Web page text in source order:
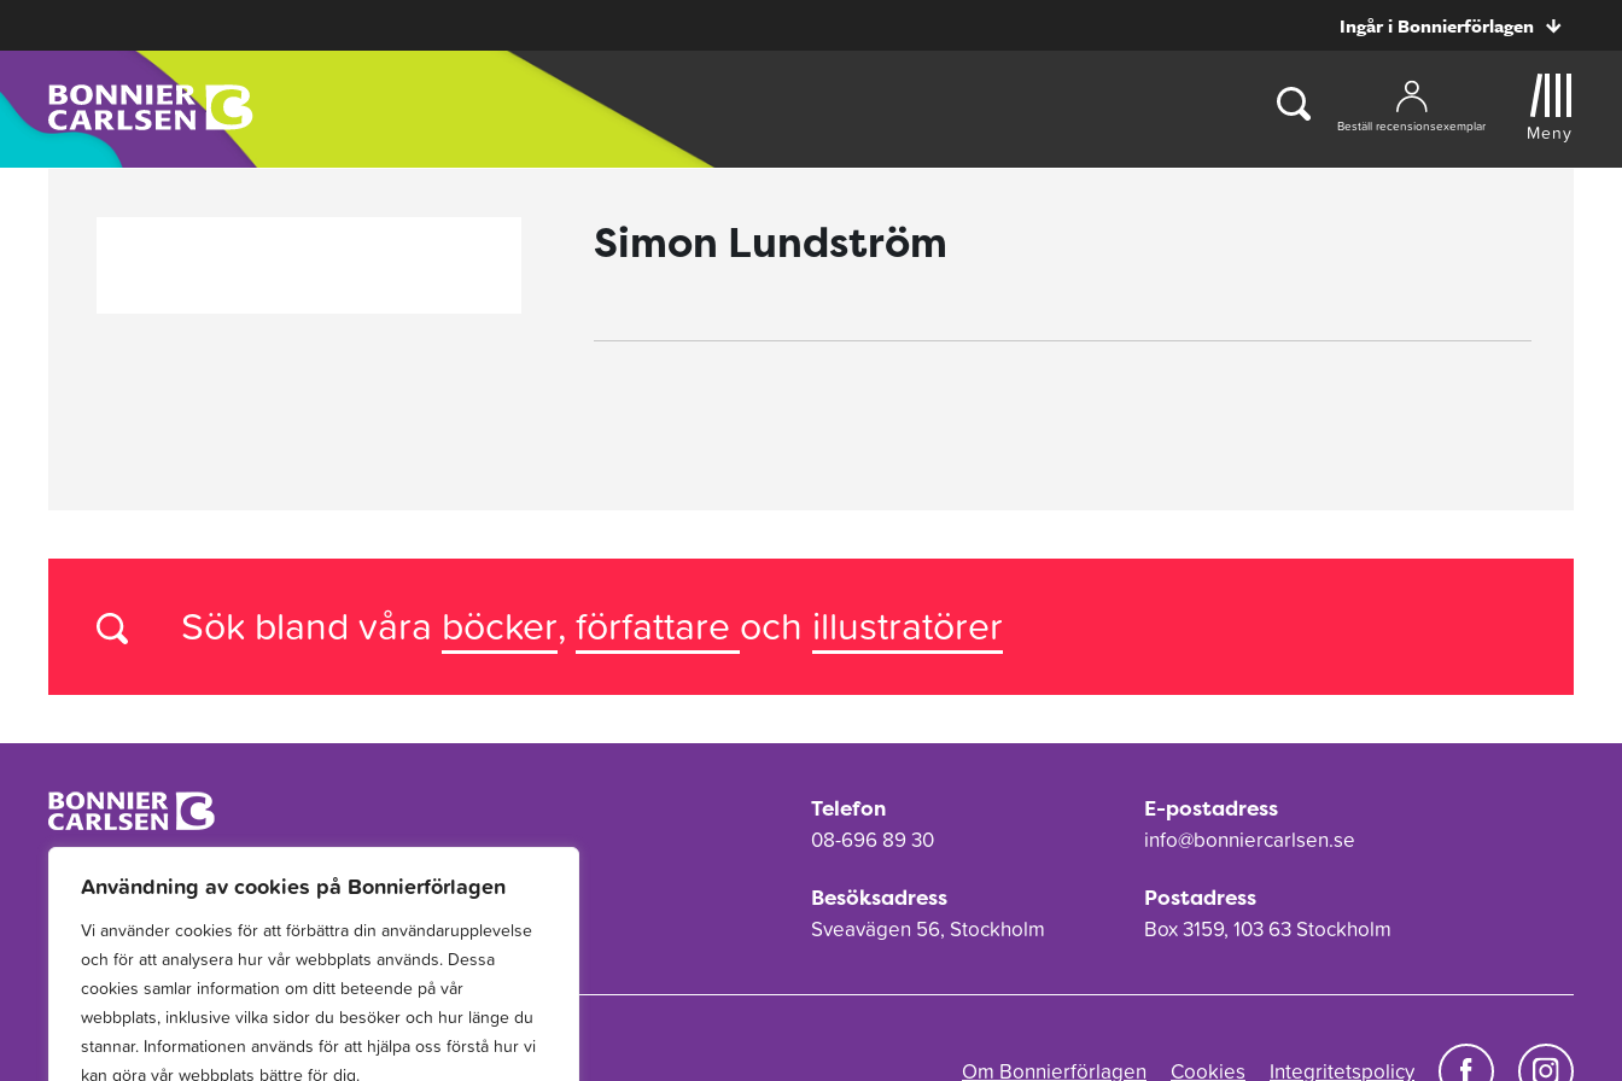
Användning av cookies på Bonnierförlagen
Vi använder cookies för att förbättra din användarupplevelse
och för att analysera hur vår webbplats används. Dessa
cookies samlar information om ditt beteende på vår
webbplats, inklusive vilka sidor du besöker och hur länge du
stannar. Informationen används för att hjälpa oss förstå hur vi
kan göra vår webbplats bättre för dig.
Ingår i Bonnierförlagen
Beställ recensionsexemplar Meny
Simon Lundström
Sök bland våra böcker,författare och illustratörer
Vi arbetar med att hitta, utveckla, publicera och sprida
berättelser för barn och unga.
Telefon
08-696 89 30
E-postadress
info@bonniercarlsen.se
Besöksadress
Sveavägen 56, Stockholm
Postadress
Box 3159, 103 63 Stockholm
Om Bonnierförlagen Cookies Integritetspolicy